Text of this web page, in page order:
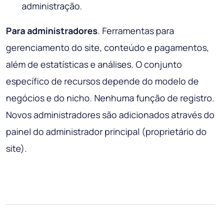
administração.
Para administradores. Ferramentas para
gerenciamento do site, conteúdo e pagamentos,
além de estatísticas e análises. O conjunto
específico de recursos depende do modelo de
negócios e do nicho. Nenhuma função de registro.
Novos administradores são adicionados através do
painel do administrador principal (proprietário do
site).